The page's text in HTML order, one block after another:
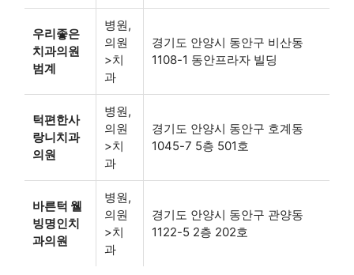
우리좋은
치과의원
범계
병원,
의원
>치
과
경기도 안양시 동안구 비산동
1108-1 동안프라자 빌딩
턱편한사
랑니치과
의원
병원,
의원
>치
과
경기도 안양시 동안구 호계동
1045-7 5층 501호
바른턱 웰
빙명인치
과의원
병원,
의원
>치
과
경기도 안양시 동안구 관양동
1122-5 2층 202호